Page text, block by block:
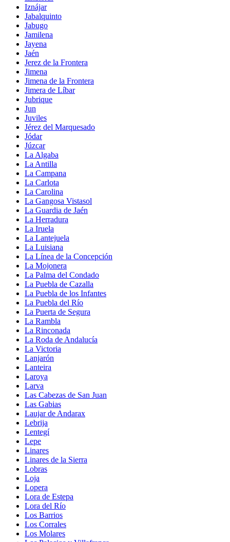
Iznájar
Jabalquinto
Jabugo
Jamilena
Jayena
Jaén
Jerez de la Frontera
Jimena
Jimena de la Frontera
Jimera de Líbar
Jubrique
Jun
Juviles
Jérez del Marquesado
Jódar
Júzcar
La Algaba
La Antilla
La Campana
La Carlota
La Carolina
La Gangosa Vistasol
La Guardia de Jaén
La Herradura
La Iruela
La Lantejuela
La Luisiana
La Línea de la Concepción
La Mojonera
La Palma del Condado
La Puebla de Cazalla
La Puebla de los Infantes
La Puebla del Río
La Puerta de Segura
La Rambla
La Rinconada
La Roda de Andalucía
La Victoria
Lanjarón
Lanteira
Laroya
Larva
Las Cabezas de San Juan
Las Gabias
Laujar de Andarax
Lebrija
Lentegí
Lepe
Linares
Linares de la Sierra
Lobras
Loja
Lopera
Lora de Estepa
Lora del Río
Los Barrios
Los Corrales
Los Molares